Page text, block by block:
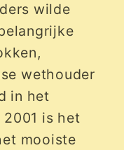
wilde
wethouder
in het
is het
mooiste